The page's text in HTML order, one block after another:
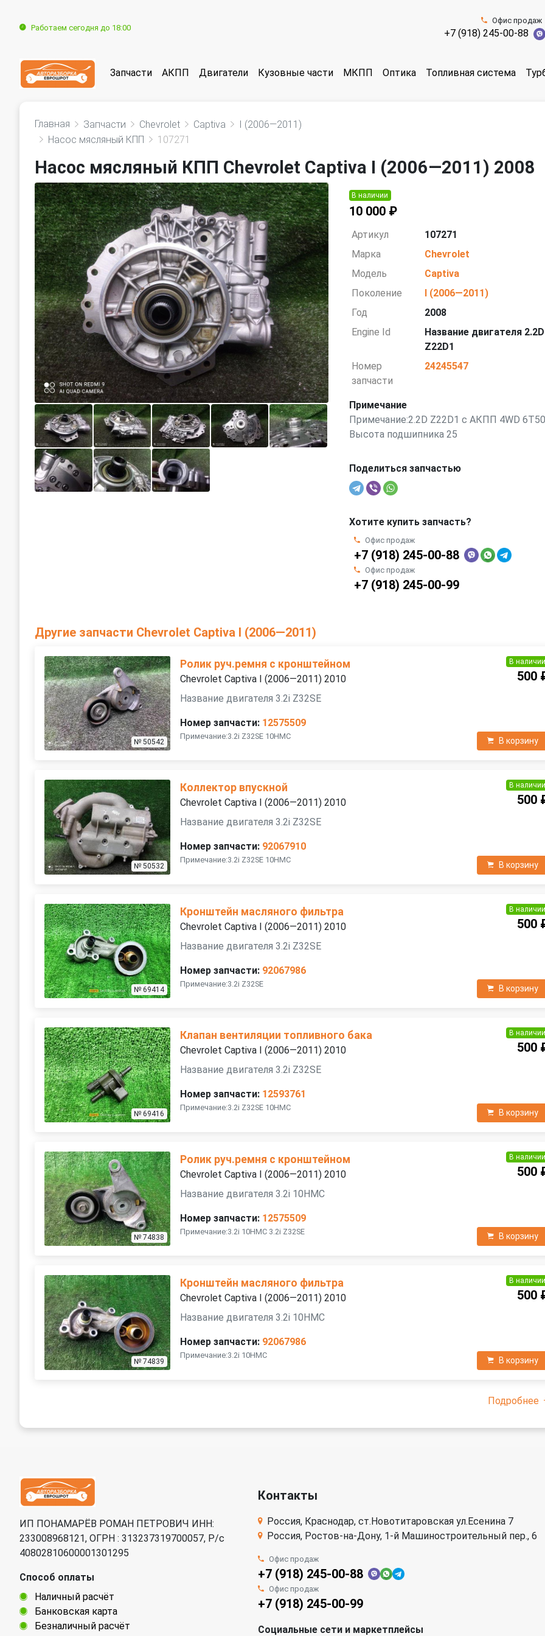
Работаем сегодня до 18:00
Офис продаж
+7 (918) 245-00-88
Запчасти АКПП Двигатели Кузовные части МКПП Оптика Топливная система
Главная Запчасти Chevrolet Captiva
I (2006—2011)
Насос мясляный КПП
107271
Насос мясляный КПП Chevrolet Captiva I (2006—2011) 2008
В наличии
10 000 ₽
Артикул
107271
Марка
Chevrolet
Модель
Captiva
Поколение
I (2006—2011)
Год
2008
Engine Id
Название двигателя 2.2D
Z22D1
Номер
запчасти
24245547
Примечание
Примечание:2.2D Z22D1 с АКПП 4WD 6T50
Высота подшипника 25
Поделиться запчастью
Хотите купить запчасть?
Офис продаж
+7 (918) 245-00-88
Офис продаж
+7 (918) 245-00-99
Другие запчасти Chevrolet Captiva I (2006—2011)
№ 50542
Ролик руч.ремня с кронштейном
Chevrolet Captiva I (2006—2011) 2010
Название двигателя 3.2i Z32SE
Номер запчасти: 12575509
Примечание:3.2i Z32SE 10HMC
В наличии
500
В корзину
№ 50532
Коллектор впускной
Chevrolet Captiva I (2006—2011) 2010
Название двигателя 3.2i Z32SE
Номер запчасти: 92067910
Примечание:3.2i Z32SE 10HMC
В наличии
500
В корзину
№ 69414
Кронштейн масляного фильтра
Chevrolet Captiva I (2006—2011) 2010
Название двигателя 3.2i Z32SE
Номер запчасти: 92067986
Примечание:3.2i Z32SE
В наличии
500
В корзину
№ 69416
Клапан вентиляции топливного бака
Chevrolet Captiva I (2006—2011) 2010
Название двигателя 3.2i Z32SE
Номер запчасти: 12593761
Примечание:3.2i Z32SE 10HMC
В наличии
500
В корзину
№ 74838
Ролик руч.ремня с кронштейном
Chevrolet Captiva I (2006—2011) 2010
Название двигателя 3.2i 10HMC
Номер запчасти: 12575509
Примечание:3.2i 10HMC 3.2i Z32SE
В наличии
500
В корзину
№ 74839
Кронштейн масляного фильтра
Chevrolet Captiva I (2006—2011) 2010
Название двигателя 3.2i 10HMC
Номер запчасти: 92067986
Примечание:3.2i 10HMC
В наличии
500
В корзину
Подробнее
ИП ПОНАМАРЁВ РОМАН ПЕТРОВИЧ ИНН:
233008968121, ОГРН : 313237319700057, Р/c
40802810600001301295
Способ оплаты
Наличный расчёт
Банковская карта
Безналичный расчёт
Контакты
Россия, Краснодар, ст.Новотитаровская ул.Есенина 7
Россия, Ростов-на-Дону, 1-й Машиностроительный пер., 6
Офис продаж
+7 (918) 245-00-88
Офис продаж
+7 (918) 245-00-99
Социальные сети и маркетплейсы